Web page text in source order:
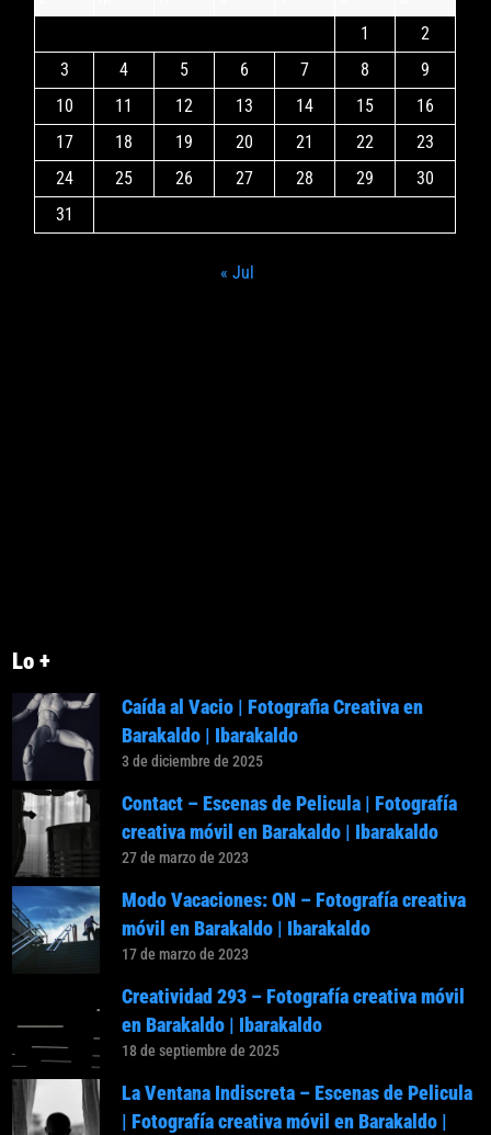
1
2
3
4 5 6 7 8
9
10
11 12 13 14 15
16
17
18 19 20 21 22
23
24
25 26 27 28 29
30
31
« Jul
Lo +
Caída al Vacio | Fotografia Creativa en
Barakaldo | Ibarakaldo
3 de diciembre de 2025
Contact – Escenas de Pelicula | Fotografía
creativa móvil en Barakaldo | Ibarakaldo
27 de marzo de 2023
Modo Vacaciones: ON – Fotografía creativa
móvil en Barakaldo | Ibarakaldo
17 de marzo de 2023
Creatividad 293 – Fotografía creativa móvil
en Barakaldo | Ibarakaldo
18 de septiembre de 2025
La Ventana Indiscreta – Escenas de Pelicula
| Fotografía creativa móvil en Barakaldo |